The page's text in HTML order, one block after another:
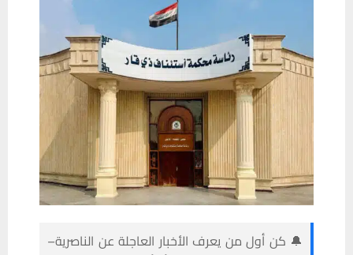
🔔 كن أول من يعرف الأخبار العاجلة عن الناصرية–